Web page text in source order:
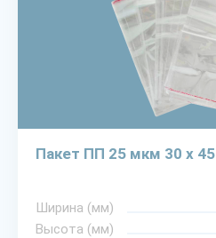
Пакет ПП 25 мкм 30 х 45
Ширина (мм)
Высота (мм)